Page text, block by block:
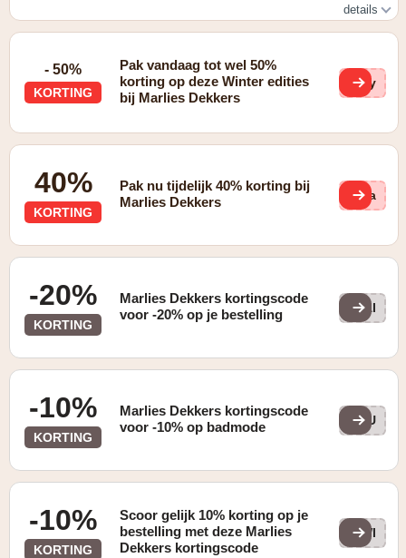
details
- 50%
KORTING
Pak vandaag tot wel 50%
korting op deze Winter edities
bij Marlies Dekkers
RNy
40%
KORTING
Pak nu tijdelijk 40% korting bij
Marlies Dekkers
U9a
-20%
KORTING
Marlies Dekkers kortingscode
voor -20% op je bestelling
MAI
-10%
KORTING
Marlies Dekkers kortingscode
voor -10% op badmode
YOU
-10%
KORTING
Scoor gelijk 10% korting op je
bestelling met deze Marlies
Dekkers kortingscode
AWI